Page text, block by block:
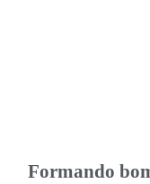
Formando